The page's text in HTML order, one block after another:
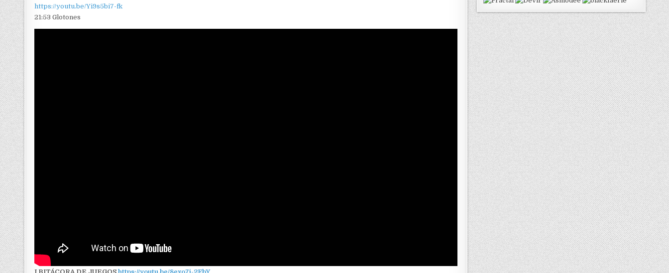
https://youtu.be/Yi9s5bi7-fk
21:53 Glotones
I BITÁCORA DE JUEGOShttps://youtu.be/8exo7i-2FbY